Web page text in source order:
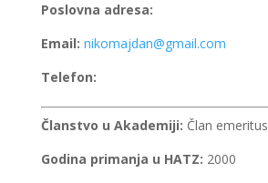
Poslovna adresa:
Email: nikomajdan@gmail.com
Telefon:
Članstvo u Akademiji: Član emeritus
Godina primanja u HATZ: 2000